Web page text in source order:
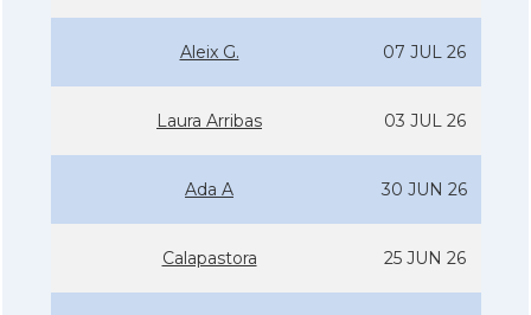
Aleix G. 07 JUL 26
Laura Arribas 03 JUL 26
Ada A 30 JUN 26
Calapastora 25 JUN 26